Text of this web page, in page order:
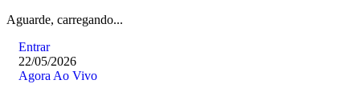
Aguarde, carregando...
Entrar
22/05/2026
Agora Ao Vivo